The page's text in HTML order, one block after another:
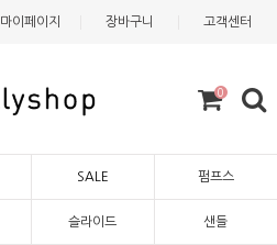
마이페이지 장바구니 고객센터
0
SALE 펌프스
슬라이드 샌들